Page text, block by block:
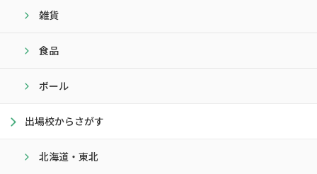
雑貨
食品
ボール
出場校からさがす
北海道・東北